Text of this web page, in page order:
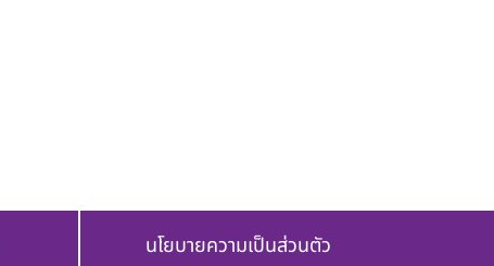
นโยบายความเป็นส่วนตัว